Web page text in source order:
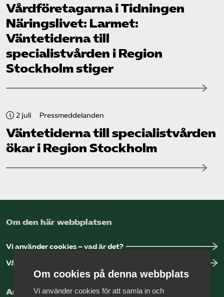
Vård­företagarna i Tidningen
Näringslivet: Larmet:
Väntetiderna till
specialistvården i Region
Stockholm stiger
2 juli Pressmeddelanden
Väntetiderna till specialistvården
ökar i Region Stockholm
Om den här webbplatsen
Vi använder cookies – vad är det?
Vår dataskyddspolicy
Arbeta hos Vårdföretagarna?
Om cookies på denna webbplats
Vi använder cookies för att samla in och